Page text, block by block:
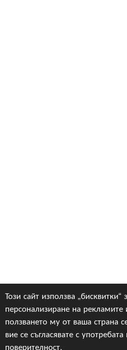
Този сайт използва
персонализиране на
ползването му от ваша страна
вие се съгласявате с
поверителност.